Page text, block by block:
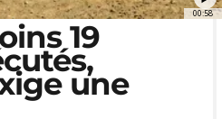
00:58
19
une